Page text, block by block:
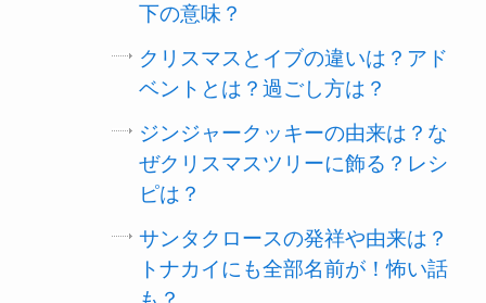
下の意味？
クリスマスとイブの違いは？アド
ベントとは？過ごし方は？
ジンジャークッキーの由来は？な
ぜクリスマスツリーに飾る？レシ
ピは？
サンタクロースの発祥や由来は？
トナカイにも全部名前が！怖い話